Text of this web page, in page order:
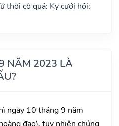
thời cô quả: Kỵ cưới hỏi;
NĂM 2023 LÀ
ngày 10 tháng 9 năm